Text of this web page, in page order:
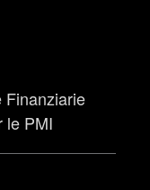
Finanziarie
le PMI